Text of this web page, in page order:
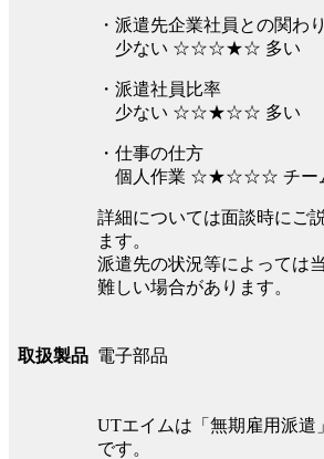
・派遣先企業社員との関わり
少ない ☆☆☆★☆ 多い
・派遣社員比率
少ない ☆☆★☆☆ 多い
・仕事の仕方
個人作業 ☆★☆☆☆ チー
詳細については面談時にご
ます。
派遣先の状況等によっては
難しい場合があります。
取扱製品 電子部品
UTエイムは「無期雇用派遣
です。